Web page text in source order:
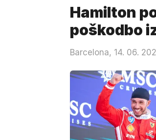
Hamilton
poškodbo
Barcelona, 14. 06.